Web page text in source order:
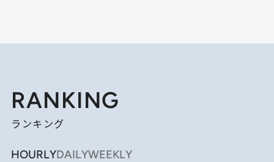
RANKING
ランキング
HOURLYDAILYWEEKLY